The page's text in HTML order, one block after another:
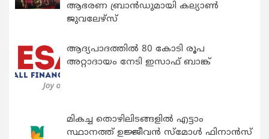
ആഭരണ ബ്രാന്‍ഡുമായി കല്യാണ്‍
ജുവലേഴ്‌സ്
ആദ്യപാദത്തിൽ 80 കോടി രൂപ
അറ്റാദായം നേടി ഇസാഫ് ബാങ്ക്
മികച്ച തൊഴിലിടങ്ങളിൽ എട്ടാം
സ്ഥാനത്ത് ഉജ്ജീവൻ സ്മോൾ ഫിനാൻസ്